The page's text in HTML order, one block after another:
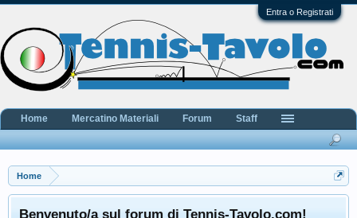
Entra o Registrati
Home
Benvenuto/a sul forum di Tennis-Tavolo.com!
Home Mercatino Materiali Forum Staff